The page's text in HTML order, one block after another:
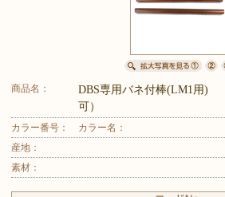
商品名：
DBS専用バネ付棒(LM1用)
可）
カラー番号：
カラー名：
産地：
素材：